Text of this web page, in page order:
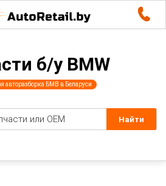
б/у BMW
авторазборка БМВ в Беларуси